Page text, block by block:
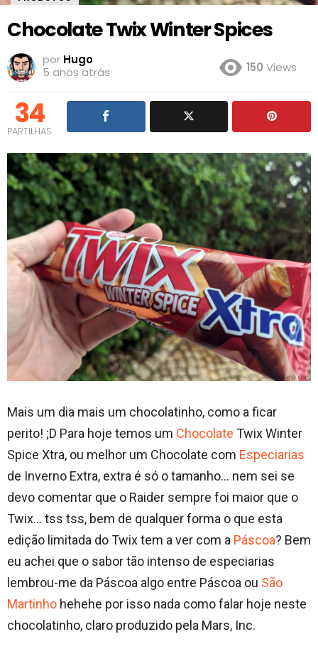
Chocolate Twix Winter Spices
por Hugo
5 anos atrás
150 Views
34
PARTILHAS
Mais um dia mais um chocolatinho, como a ficar
perito! ;D Para hoje temos um Chocolate Twix Winter
Spice Xtra, ou melhor um Chocolate com Especiarias
de Inverno Extra, extra é só o tamanho… nem sei se
devo comentar que o Raider sempre foi maior que o
Twix… tss tss, bem de qualquer forma o que esta
edição limitada do Twix tem a ver com a Páscoa? Bem
eu achei que o sabor tão intenso de especiarias
lembrou-me da Páscoa algo entre Páscoa ou São
Martinho hehehe por isso nada como falar hoje neste
chocolatinho, claro produzido pela Mars, Inc.